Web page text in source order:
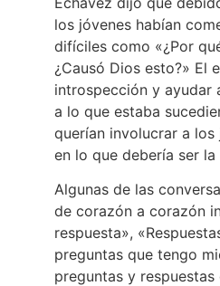
los jóvenes habían
difíciles como «¿Por
¿Causó Dios esto?» El
introspección y ayudar
a lo que estaba
querían involucrar a
en lo que debería ser
Algunas de las
de corazón a corazón
respuesta»,
preguntas que tengo
preguntas y